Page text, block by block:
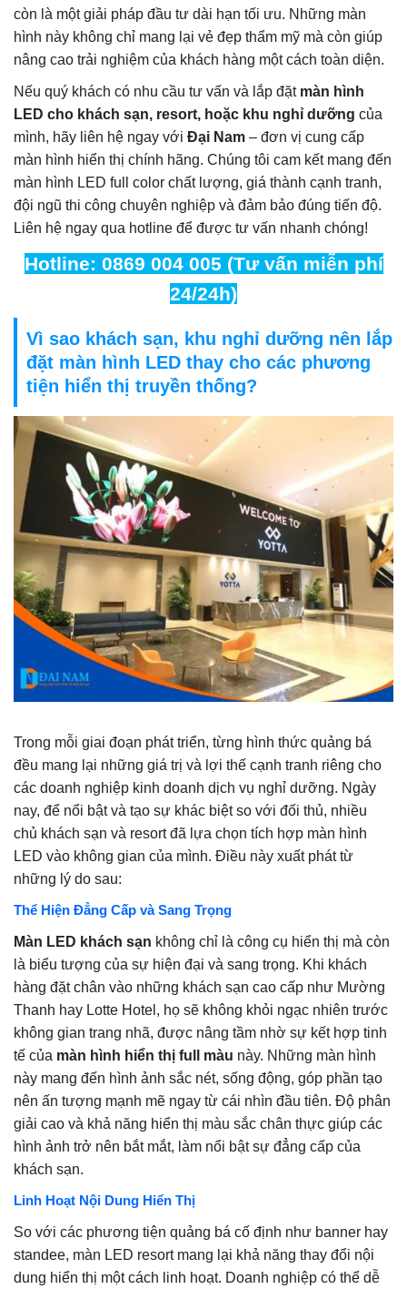
còn là một giải pháp đầu tư dài hạn tối ưu. Những màn
hình này không chỉ mang lại vẻ đẹp thẩm mỹ mà còn giúp
nâng cao trải nghiệm của khách hàng một cách toàn diện.
Nếu quý khách có nhu cầu tư vấn và lắp đặt màn hình
LED cho khách sạn, resort, hoặc khu nghỉ dưỡng của
mình, hãy liên hệ ngay với Đại Nam – đơn vị cung cấp
màn hình hiển thị chính hãng. Chúng tôi cam kết mang đến
màn hình LED full color chất lượng, giá thành cạnh tranh,
đội ngũ thi công chuyên nghiệp và đảm bảo đúng tiến độ.
Liên hệ ngay qua hotline để được tư vấn nhanh chóng!
Hotline: 0869 004 005 (Tư vấn miễn phí
24/24h)
Vì sao khách sạn, khu nghỉ dưỡng nên lắp
đặt màn hình LED thay cho các phương
tiện hiển thị truyền thống?
Trong mỗi giai đoạn phát triển, từng hình thức quảng bá
đều mang lại những giá trị và lợi thế cạnh tranh riêng cho
các doanh nghiệp kinh doanh dịch vụ nghỉ dưỡng. Ngày
nay, để nổi bật và tạo sự khác biệt so với đối thủ, nhiều
chủ khách sạn và resort đã lựa chọn tích hợp màn hình
LED vào không gian của mình. Điều này xuất phát từ
những lý do sau:
Thể Hiện Đẳng Cấp và Sang Trọng
Màn LED khách sạn không chỉ là công cụ hiển thị mà còn
là biểu tượng của sự hiện đại và sang trọng. Khi khách
hàng đặt chân vào những khách sạn cao cấp như Mường
Thanh hay Lotte Hotel, họ sẽ không khỏi ngạc nhiên trước
không gian trang nhã, được nâng tầm nhờ sự kết hợp tinh
tế của màn hình hiển thị full màu này. Những màn hình
này mang đến hình ảnh sắc nét, sống động, góp phần tạo
nên ấn tượng mạnh mẽ ngay từ cái nhìn đầu tiên. Độ phân
giải cao và khả năng hiển thị màu sắc chân thực giúp các
hình ảnh trở nên bắt mắt, làm nổi bật sự đẳng cấp của
khách sạn.
Linh Hoạt Nội Dung Hiển Thị
So với các phương tiện quảng bá cố định như banner hay
standee, màn LED resort mang lại khả năng thay đổi nội
dung hiển thị một cách linh hoạt. Doanh nghiệp có thể dễ